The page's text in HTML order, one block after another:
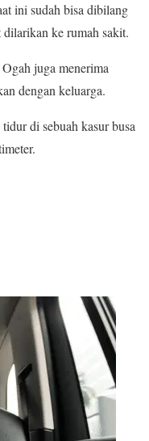
ini sudah bisa dibilang
ke rumah sakit.
juga menerima
dengan keluarga.
di sebuah kasur busa